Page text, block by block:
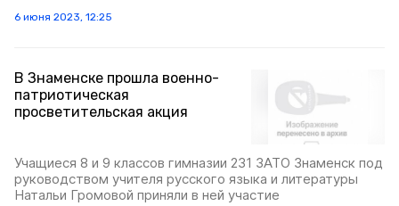
6 июня 2023, 12:25
В Знаменске прошла военно-
патриотическая
просветительская акция
Учащиеся 8 и 9 классов гимназии 231 ЗАТО Знаменск под
руководством учителя русского языка и литературы
Натальи Громовой приняли в ней участие